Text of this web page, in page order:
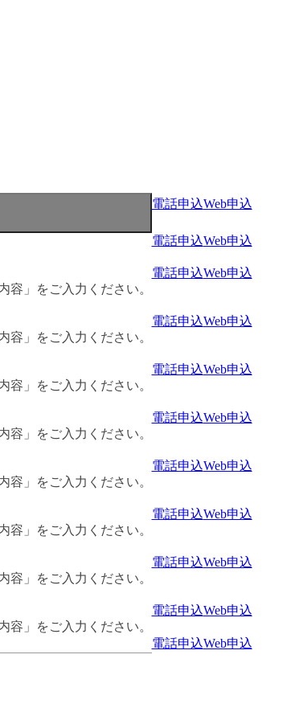
電話申込Web申込
電話申込Web申込
」をご入力ください。
電話申込Web申込
」をご入力ください。
電話申込Web申込
」をご入力ください。
電話申込Web申込
」をご入力ください。
電話申込Web申込
」をご入力ください。
電話申込Web申込
」をご入力ください。
電話申込Web申込
」をご入力ください。
電話申込Web申込
」をご入力ください。
電話申込Web申込
電話申込Web申込